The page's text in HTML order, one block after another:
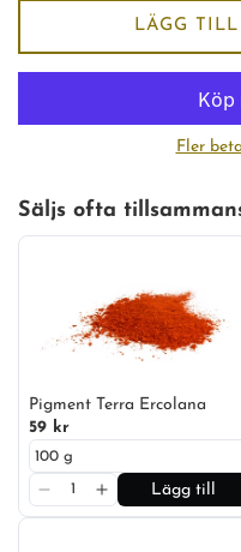
LÄGG
Fler
Säljs ofta
Pigment Terra Ercolana
59 kr
Lägg till